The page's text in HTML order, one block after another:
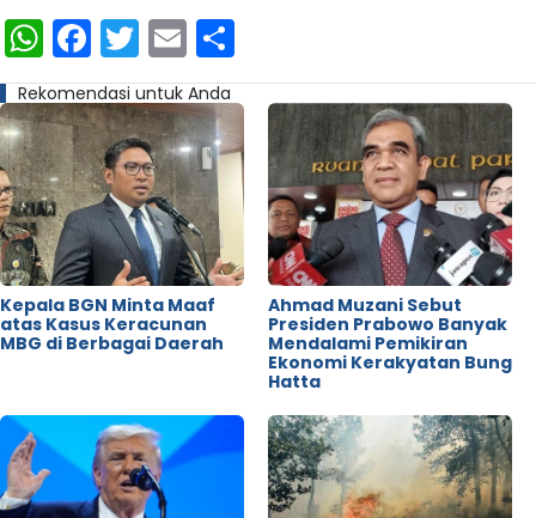
WhatsApp
Facebook
Twitter
Email
Rekomendasi untuk Anda
Kepala BGN Minta Maaf
atas Kasus Keracunan
MBG di Berbagai Daerah
Ahmad Muzani Sebut
Presiden Prabowo Banyak
Mendalami Pemikiran
Ekonomi Kerakyatan Bung
Hatta